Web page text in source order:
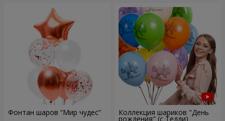
Фонтан шаров “Мир чудес” Коллекция шариков "День
рождения" (с Тедди)